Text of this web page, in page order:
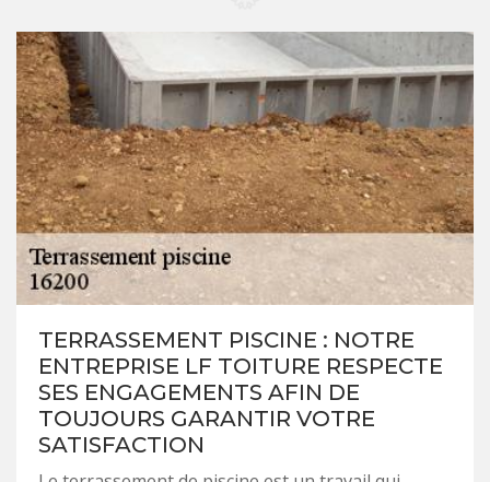
TERRASSEMENT PISCINE : NOTRE
ENTREPRISE LF TOITURE RESPECTE
SES ENGAGEMENTS AFIN DE
TOUJOURS GARANTIR VOTRE
SATISFACTION